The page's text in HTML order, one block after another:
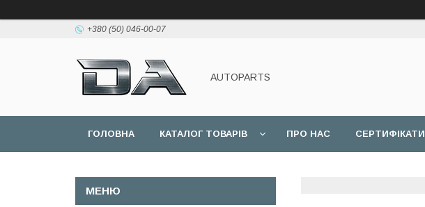
+380 (50) 046-00-07
AUTOPARTS
ГОЛОВНА КАТАЛОГ ТОВАРІВ ПРО НАС СЕРТИФІКАТИ